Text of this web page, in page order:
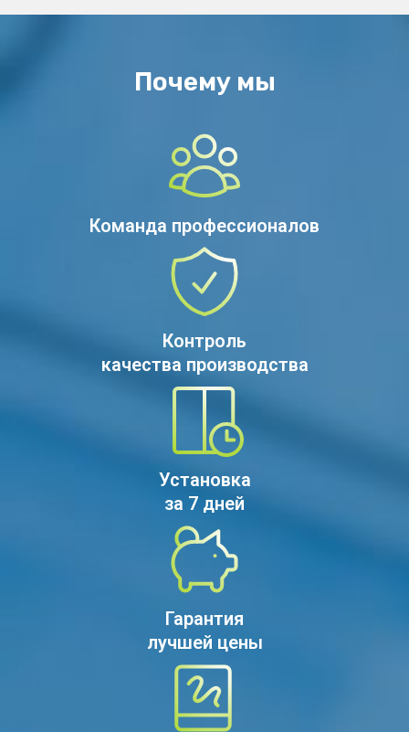
Почему мы
Команда профессионалов
Контроль
качества производства
Установка
за 7 дней
Гарантия
лучшей цены